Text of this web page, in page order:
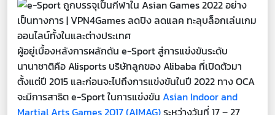
ผู้อยู่เบื้องหลังการผลักดัน e-Sport สู่การแข่งขันระดับ
นานาชาติคือ Alisports บริษัทลูกของ Alibaba ที่เปิดตัวมา
ตั้งแต่ปี 2015 และก่อนจะไปถึงการแข่งขันในปี 2022 ทาง OCA
จะมีการสาธิต e-Sport ในการแข่งขัน Asian Indoor and
Martial Arts Games 2017 (AIMAG)ระหว่างวันที่ 17 – 27